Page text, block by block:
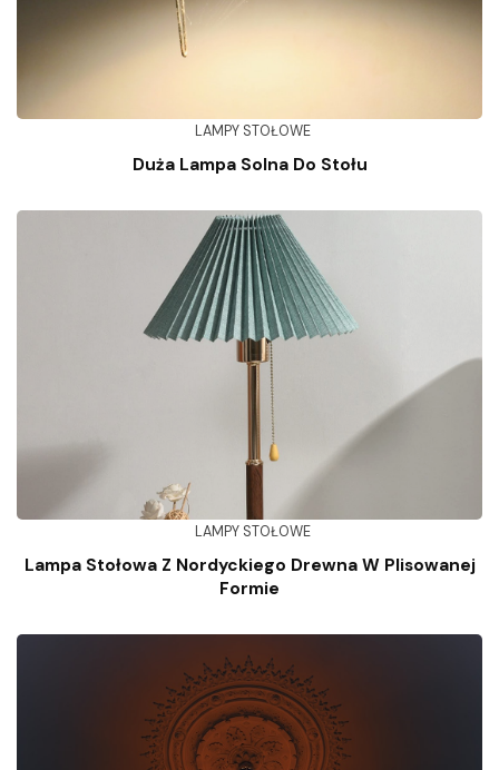
LAMPY STOŁOWE
Duża Lampa Solna Do Stołu
LAMPY STOŁOWE
Lampa Stołowa Z Nordyckiego Drewna W Plisowanej
Formie